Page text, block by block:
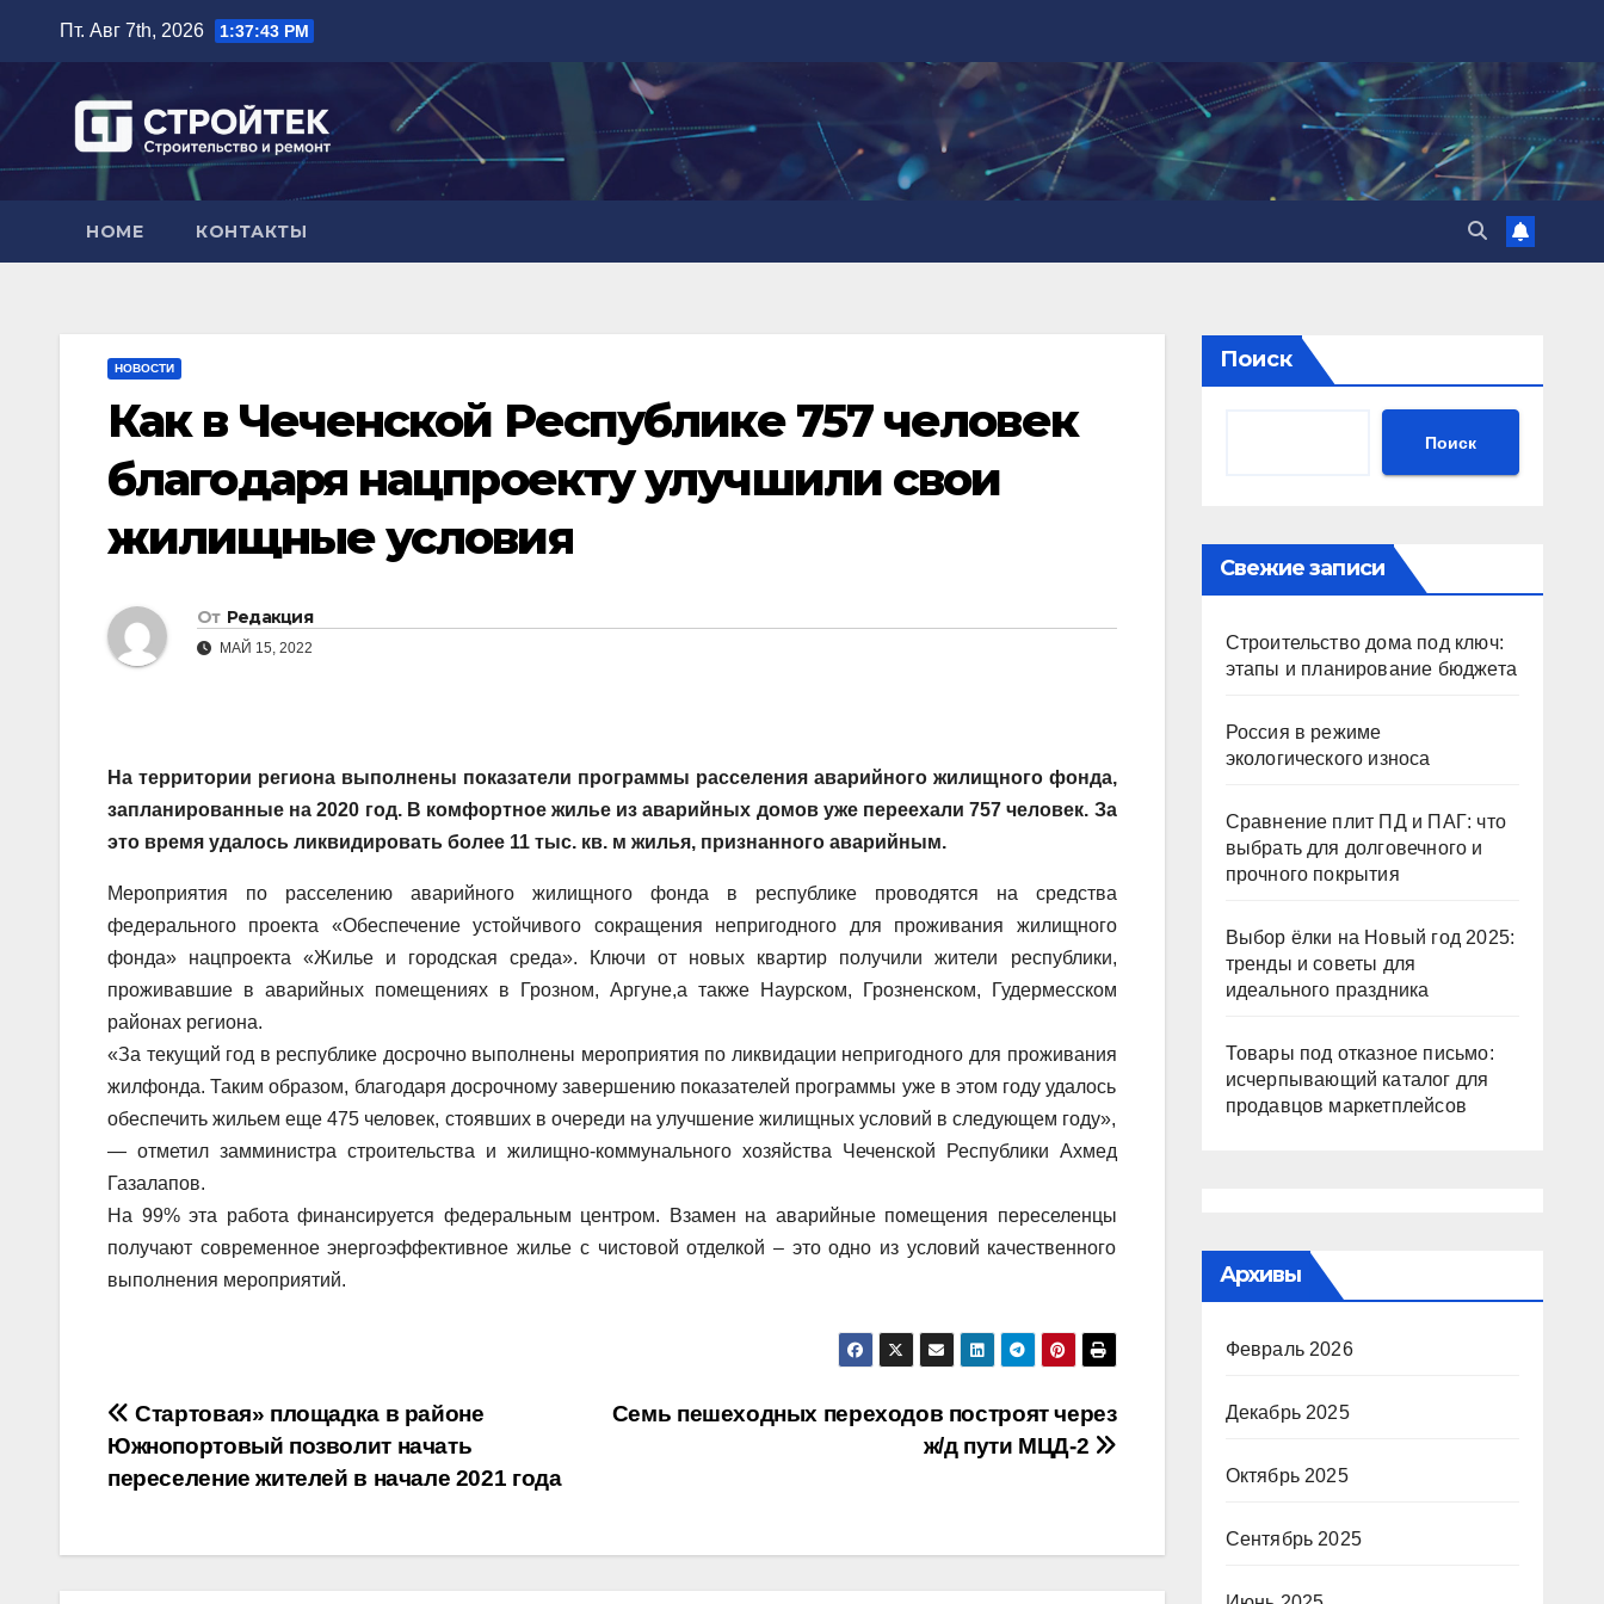
содержимому
Пт. Авг 7th, 2026 1:37:44 PM
HOME КОНТАКТЫ
НОВОСТИ
Как в Чеченской Республике 757 человек
благодаря нацпроекту улучшили свои
жилищные условия
От Редакция
МАЙ 15, 2022
На территории региона выполнены показатели программы расселения аварийного жилищного фонда,
запланированные на 2020 год. В комфортное жилье из аварийных домов уже переехали 757 человек. За
это время удалось ликвидировать более 11 тыс. кв. м жилья, признанного аварийным.
Мероприятия по расселению аварийного жилищного фонда в республике проводятся на средства
федерального проекта «Обеспечение устойчивого сокращения непригодного для проживания жилищного
фонда» нацпроекта «Жилье и городская среда». Ключи от новых квартир получили жители республики,
проживавшие в аварийных помещениях в Грозном, Аргуне,а также Наурском, Грозненском, Гудермесском
районах региона.
«За текущий год в республике досрочно выполнены мероприятия по ликвидации непригодного для проживания
жилфонда. Таким образом, благодаря досрочному завершению показателей программы уже в этом году удалось
обеспечить жильем еще 475 человек, стоявших в очереди на улучшение жилищных условий в следующем году»,
— отметил замминистра строительства и жилищно-коммунального хозяйства Чеченской Республики Ахмед
Газалапов.
На 99% эта работа финансируется федеральным центром. Взамен на аварийные помещения переселенцы
получают современное энергоэффективное жилье с чистовой отделкой – это одно из условий качественного
выполнения мероприятий.
Навигация
по
Семь пешеходных переходов построят через
ж/д пути МЦД-2
Стартовая» площадка в районе
Южнопортовый позволит начать
переселение жителей в начале 2021 года
Поиск
Поиск
Свежие записи
Строительство дома под ключ:
этапы и планирование бюджета
Россия в режиме
экологического износа
Сравнение плит ПД и ПАГ: что
выбрать для долговечного и
прочного покрытия
Выбор ёлки на Новый год 2025:
тренды и советы для
идеального праздника
Товары под отказное письмо:
исчерпывающий каталог для
продавцов маркетплейсов
Архивы
Февраль 2026
Декабрь 2025
Октябрь 2025
Сентябрь 2025